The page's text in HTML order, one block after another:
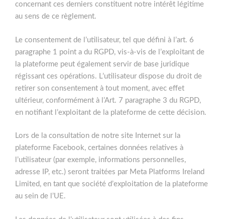
concernant ces derniers constituent notre intérêt légitime
au sens de ce règlement.
Le consentement de l’utilisateur, tel que défini à l’art. 6
paragraphe 1 point a du RGPD, vis-à-vis de l’exploitant de
la plateforme peut également servir de base juridique
régissant ces opérations. L’utilisateur dispose du droit de
retirer son consentement à tout moment, avec effet
ultérieur, conformément à l’Art. 7 paragraphe 3 du RGPD,
en notifiant l’exploitant de la plateforme de cette décision.
Lors de la consultation de notre site Internet sur la
plateforme Facebook, certaines données relatives à
l’utilisateur (par exemple, informations personnelles,
adresse IP, etc.) seront traitées par Meta Platforms Ireland
Limited, en tant que société d’exploitation de la plateforme
au sein de l’UE.